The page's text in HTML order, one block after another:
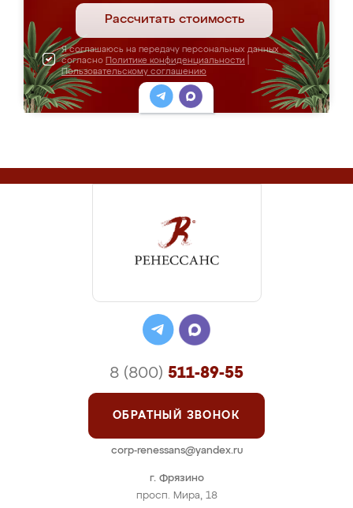
Рассчитать стоимость
Я соглашаюсь на передачу персональных данных
согласно Политике конфиденциальности
Пользовательскому соглашению
г. Фрязино
просп. Мира, 18
8 (800) 511-89-55
ОБРАТНЫЙ ЗВОНОК
corp-renessans@yandex.ru